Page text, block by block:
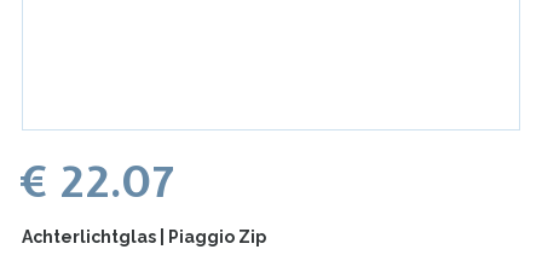
€ 22.07
Achterlichtglas | Piaggio Zip